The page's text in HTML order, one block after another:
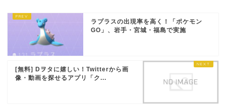
ラプラスの出現率を高く！「ポケモン
GO」、岩手・宮城・福島で実施
[無料] Dヲタに嬉しい！Twitterから画
像・動画を探せるアプリ「ク...